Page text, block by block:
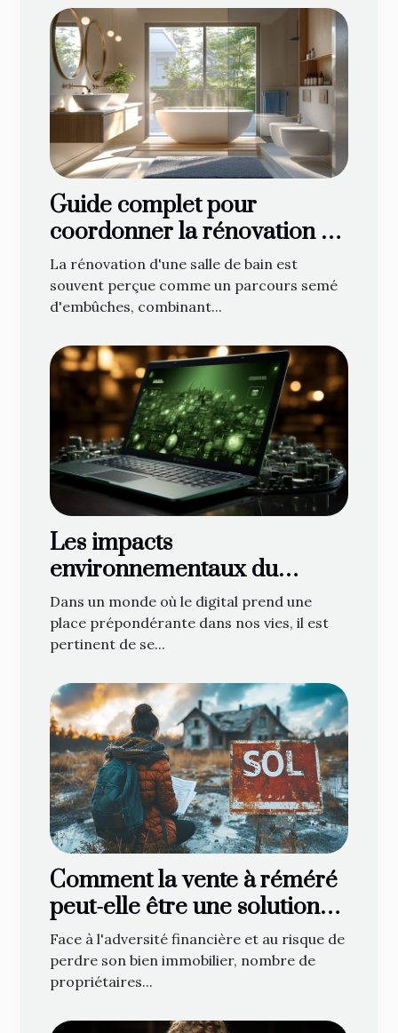
Guide complet pour
coordonner la rénovation de
votre salle de bain : de la
planification à la décoration
La rénovation d'une salle de bain est
souvent perçue comme un parcours semé
d'embûches, combinant...
Les impacts
environnementaux du
marketing numérique
Dans un monde où le digital prend une
place prépondérante dans nos vies, il est
pertinent de se...
Comment la vente à réméré
peut-elle être une solution
face à la saisie immobilière ?
Face à l'adversité financière et au risque de
perdre son bien immobilier, nombre de
propriétaires...